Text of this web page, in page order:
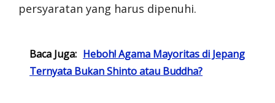
persyaratan yang harus dipenuhi.
Baca Juga: Heboh! Agama Mayoritas di Jepang
Ternyata Bukan Shinto atau Buddha?